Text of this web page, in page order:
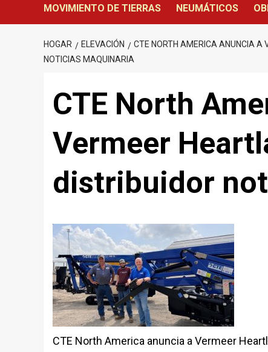
MOVIMIENTO DE TIERRAS NEUMÁTICOS
HOGAR ELEVACIÓN CTE NORTH AMERICA ANUNCIA A
NOTICIAS MAQUINARIA
CTE North
Vermeer
distribuidor
CTE North America anuncia a Vermeer